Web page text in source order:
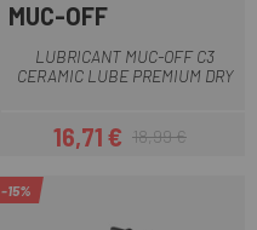
MUC-OFF
LUBRICANT MUC-OFF C3
CERAMIC LUBE PREMIUM DRY
Preu
16,71 €Preu regular
18,99 €
-15%